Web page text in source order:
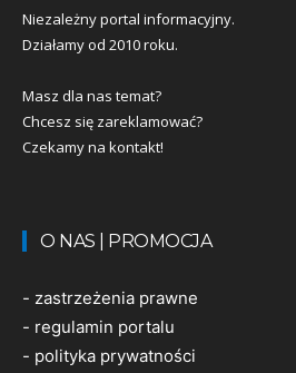
Niezależny portal informacyjny.
Działamy od 2010 roku.
Masz dla nas temat?
Chcesz się zareklamować?
Czekamy na kontakt!
O NAS | PROMOCJA
- zastrzeżenia prawne
- regulamin portalu
- polityka prywatności